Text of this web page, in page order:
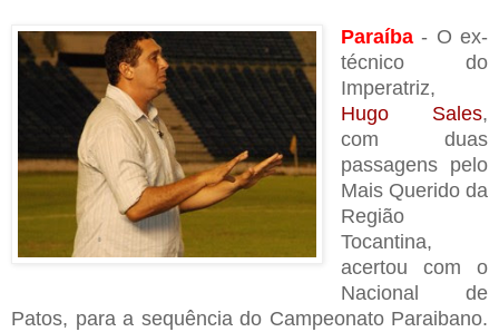
Paraíba- O ex-
técnico do
Imperatriz,
Hugo Sales,
com duas
passagens pelo
Mais Querido da
Região
Tocantina,
acertou com o
Nacional de
Patos, para a sequência do Campeonato Paraibano.